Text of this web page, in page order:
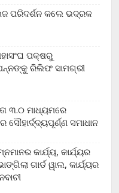
ପରିଦର୍ଶନ କଲେ ଭଦ୍ରକ
ପକ୍ଷରୁ
ରିଲିଫ ସାମଗ୍ରୀ
୩.୦ ମାଧ୍ୟମରେ
ସୌହାର୍ଦ୍ଦ୍ୟପୂର୍ଣ୍ଣ ସମାଧାନ
କାର୍ଯ୍ୟ, କାର୍ଯ୍ୟର
ଗାର୍ଡ ୱାଲ, କାର୍ଯ୍ୟର